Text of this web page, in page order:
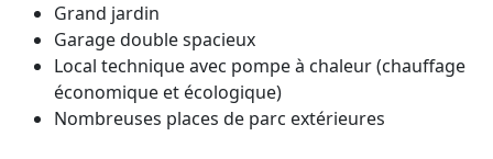
Grand jardin
Garage double spacieux
Local technique avec pompe à chaleur (chauffage
économique et écologique)
Nombreuses places de parc extérieures